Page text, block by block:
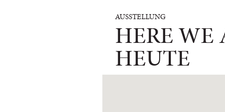
AUSSTELLUNG
HERE WE
HEUTE